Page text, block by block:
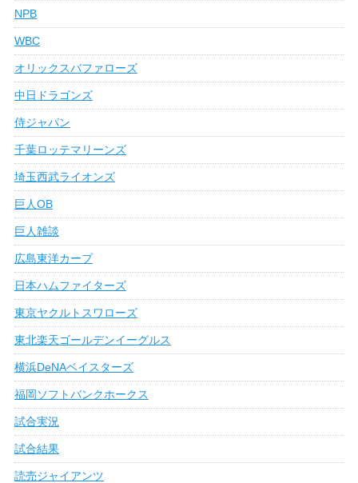
NPB
WBC
オリックスバファローズ
中日ドラゴンズ
侍ジャパン
千葉ロッテマリーンズ
埼玉西武ライオンズ
巨人OB
巨人雑談
広島東洋カープ
日本ハムファイターズ
東京ヤクルトスワローズ
東北楽天ゴールデンイーグルス
横浜DeNAベイスターズ
福岡ソフトバンクホークス
試合実況
試合結果
読売ジャイアンツ